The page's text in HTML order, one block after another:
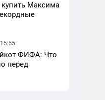
купить Максима
ФИФА: Что
перед